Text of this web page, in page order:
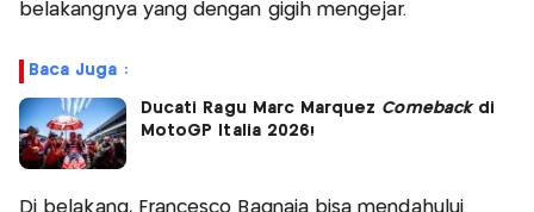
belakangnya yang dengan gigih mengejar.
Baca Juga :
Ducati Ragu Marc Marquez Comebackdi
MotoGP Italia 2026!
Di belakang, Francesco Bagnaia bisa mendahului